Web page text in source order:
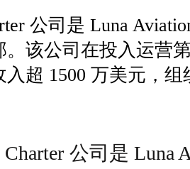
公司是 Luna
该公司在投入运营
超 1500 万美元，组
Charter 公司是 Luna